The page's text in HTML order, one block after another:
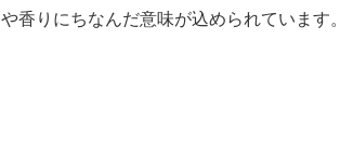
香りにちなんだ意味が込められています。